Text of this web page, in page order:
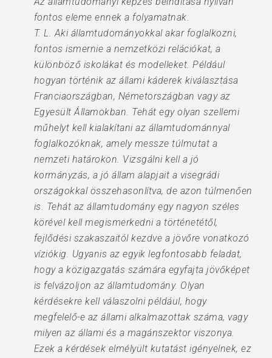
fontos eleme ennek a folyamatnak.
T. L. Aki államtudományokkal akar foglalkozni,
fontos ismernie a nemzetközi relációkat, a
különböző iskolákat és modelleket. Például
hogyan történik az állami káderek kiválasztása
Franciaországban, Németországban vagy az
Egyesült Államokban. Tehát egy olyan szellemi
műhelyt kell kialakítani az államtudománnyal
foglalkozóknak, amely messze túlmutat a
nemzeti határokon. Vizsgálni kell a jó
kormányzás, a jó állam alapjait a visegrádi
országokkal összehasonlítva, de azon túlmenően
is. Tehát az államtudomány egy nagyon széles
körével kell megismerkedni a történetétől,
fejlődési szakaszaitól kezdve a jövőre vonatkozó
víziókig. Ugyanis az egyik legfontosabb feladat,
hogy a közigazgatás számára egyfajta jövőképet
is felvázoljon az államtudomány. Olyan
kérdésekre kell válaszolni például, hogy
megfelelő-e az állami alkalmazottak száma, vagy
milyen az állami és a magánszektor viszonya.
Ezek a kérdések elmélyült kutatást igényelnek, ez